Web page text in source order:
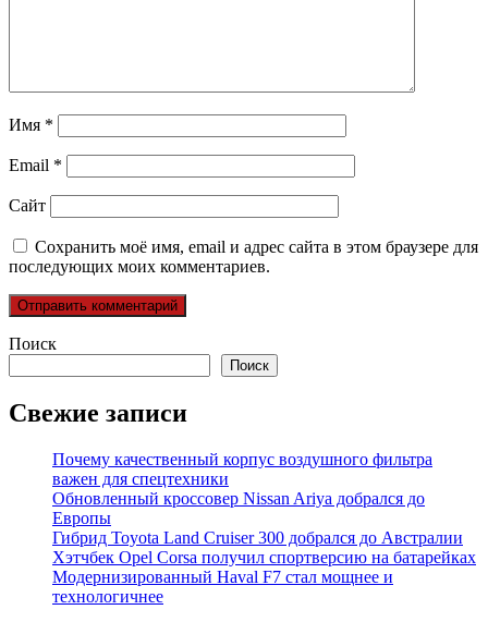
Имя *
Email *
Сайт
Сохранить моё имя, email и адрес сайта в этом браузере для
последующих моих комментариев.
Поиск
Поиск
Свежие записи
Почему качественный корпус воздушного фильтра
важен для спецтехники
Обновленный кроссовер Nissan Ariya добрался до
Европы
Гибрид Toyota Land Cruiser 300 добрался до Австралии
Хэтчбек Opel Corsa получил спортверсию на батарейках
Модернизированный Haval F7 стал мощнее и
технологичнее